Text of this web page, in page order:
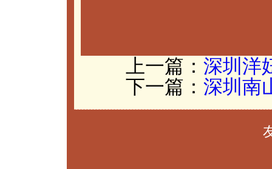
上一篇： 深圳洋
下一篇： 深圳南